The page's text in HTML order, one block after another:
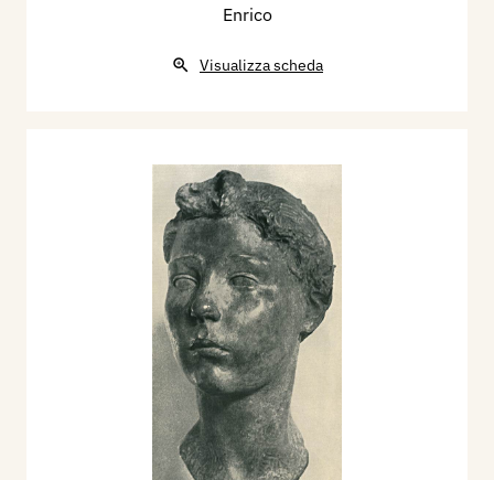
Enrico
Visualizza scheda